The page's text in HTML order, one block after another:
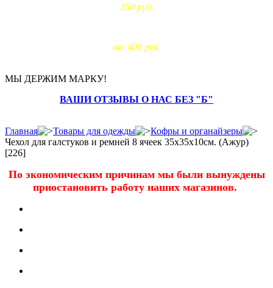
350 руб.
от 400 руб.
МЫ ДЕРЖИМ МАРКУ!
ВАШИ ОТЗЫВЫ О НАС БЕЗ "Б"
Главная Товары для одежды
Кофры и органайзеры
Чехол для галстуков и ремней 8 ячеек 35х35х10см. (Ажур)
[226]
По экономическим причинам мы были вынуждены
приостановить работу наших магазинов.